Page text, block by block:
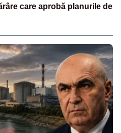
care aprobă planurile de